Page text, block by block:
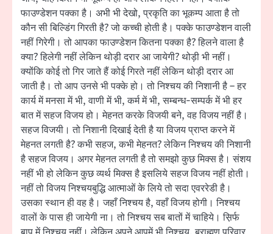
फाउण्डेशन पक्का है। अभी भी देखो, प्रकृति का भूकम्प आता है तो
कौन सी बिल्डिंग गिरती है? जो कच्ची होती है। पक्के फाउण्डेशन वाली
नहीं गिरेगी। तो आपका फाउण्डेशन कितना पक्का है? हिलने वाला है
क्या? हिलेगी नहीं लेकिन थोड़ी दरार आ जायेगी? थोड़ी भी नहीं।
क्योंकि कोई तो गिर जाते हैं कोई गिरते नहीं लेकिन थोड़ी दरार आ
जाती है। तो आप उनसे भी पक्के हो। तो निश्चय की निशानी है – हर
कार्य में मनसा में भी, वाणी में भी, कर्म में भी, सम्बन्ध-सम्पर्क में भी हर
बात में सहज विजय हो। मेहनत करके विजयी बने, वह विजय नहीं है।
सहज विजयी। तो निशानी दिखाई देती है या विजय प्राप्त करने में
मेहनत लगती है? कभी सहज, कभी मेहनत? लेकिन निश्चय की निशानी
है सहज विजय। अगर मेहनत लगती है तो समझो कुछ मिक्स है। संशय
नहीं भी हो लेकिन कुछ व्यर्थ मिक्स है इसलिये सहज विजय नहीं होती।
नहीं तो विजय निश्चयबुद्धि आत्माओं के लिये तो सदा एवररेडी है।
उसका स्थान ही वह है। जहाँ निश्चय है, वहाँ विजय होगी। निश्चय
वालों के पास ही जायेगी ना। तो निश्चय सब बातों में चाहिये। स़िर्फ